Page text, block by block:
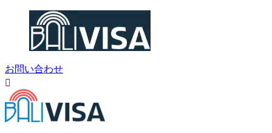
お問い合わせ